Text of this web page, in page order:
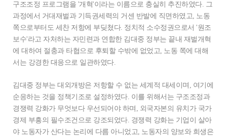
구조조정 프로그램을 '개혁'이라는 이름으로 충실히 추진하였다. 그
과정에서 거대재벌과 기득권세력의 거센 반발에 직면하였고, 노동
쪽으로부터도 세찬 저항에 부딪쳤다. 정치적 소수정권으로서 '원조
보수'라고 자처하는 자민련과 연합한 김대중 정부는 끝내 재벌개혁
에 대하여 절충과 타협으로 후퇴할 수밖에 없었고, 노동 쪽에 대해
서는 강경한 대응으로 일관하였다.
김대중 정부는 대외개방은 저항할 수 없는 세계적 대세이며, 여기에
순응하는 것을 정책기조로 설정하였다. 이를 위해서는 구조조정과
경쟁력 강화가 무엇보다 우선되어야 하며, 외국자본의 유치가 국가
경제 부흥의 필수조건으로 강조되었다. 경쟁력 강화는 기업이 살아
야 노동자가 산다는 논리에 다름 아니었고, 노동자의 양보와 희생은